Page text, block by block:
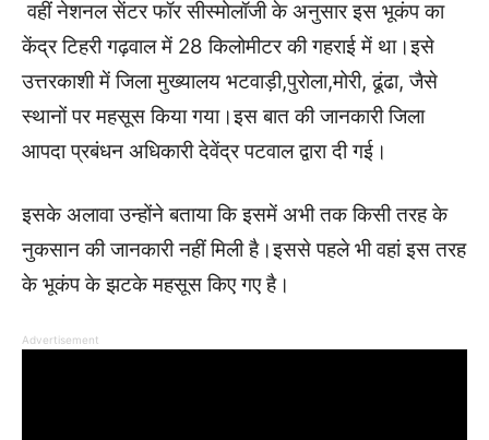
वहीं नेशनल सेंटर फॉर सीस्मोलॉजी के अनुसार इस भूकंप का
केंद्र टिहरी गढ़वाल में 28 किलोमीटर की गहराई में था।इसे
उत्तरकाशी में जिला मुख्यालय भटवाड़ी,पुरोला,मोरी, ढूंढा, जैसे
स्थानों पर महसूस किया गया।इस बात की जानकारी जिला
आपदा प्रबंधन अधिकारी देवेंद्र पटवाल द्वारा दी गई।
इसके अलावा उन्होंने बताया कि इसमें अभी तक किसी तरह के
नुकसान की जानकारी नहीं मिली है।इससे पहले भी वहां इस तरह
के भूकंप के झटके महसूस किए गए है।
Advertisement